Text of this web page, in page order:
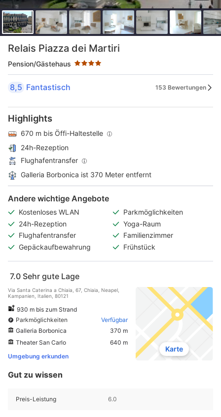
Relais Piazza dei Martiri
Pension/Gästehaus
Sternekategorie: 4 Sterne
8,5 Fantastisch 153 Bewertungen
Highlights
670 m bis Öffi-Haltestelle
24h-Rezeption
Flughafentransfer
Galleria Borbonica ist 370 Meter entfernt
Andere wichtige Angebote
Kostenloses WLAN
Parkmöglichkeiten
24h-Rezeption
Yoga-Raum
Flughafentransfer
Familienzimmer
Gepäckaufbewahrung
Frühstück
7.0 Sehr gute Lage
Via Santa Caterina a Chiaia, 67, Chiaia, Neapel,
Kampanien, Italien, 80121
930 m bis zum Strand
Parkmöglichkeiten
Verfügbar
Galleria Borbonica
370 m
Theater San Carlo
640 m
Umgebung erkunden
Karte
Gut zu wissen
Preis-Leistung 6.0